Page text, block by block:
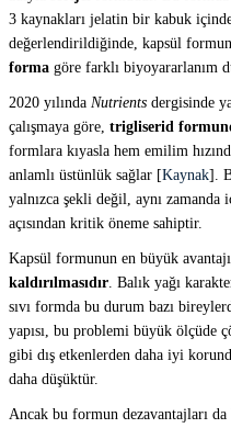
3 kaynakları jelatin bir kabuk
değerlendirildiğinde, kapsül
forma göre farklı biyoyararlanım
2020 yılında Nutrients dergisinde
çalışmaya göre, trigliserid
formlara kıyasla hem emilim
anlamlı üstünlük sağlar [Kaynak].
yalnızca şekli değil, aynı zamanda
açısından kritik öneme sahiptir.
Kapsül formunun en büyük avantajı,
kaldırılmasıdır . Balık yağı
sıvı formda bu durum bazı
yapısı, bu problemi büyük ölçüde
gibi dış etkenlerden daha iyi
daha düşüktür.
Ancak bu formun dezavantajları